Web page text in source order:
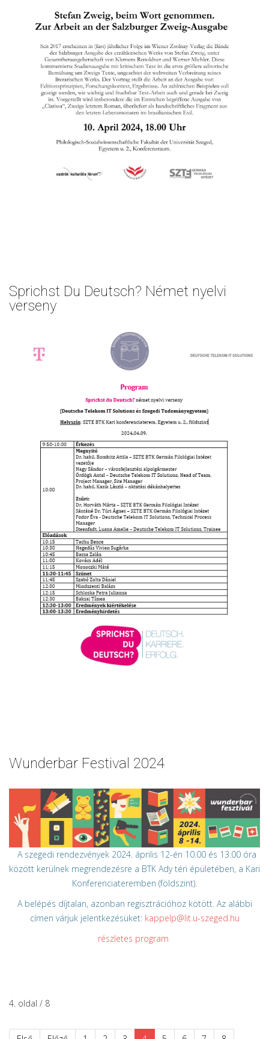
Sprichst Du Deutsch? Német nyelvi
verseny
Wunderbar Festival 2024
A szegedi rendezvények 2024. április 12-én 10.00 és 13.00 óra
között kerülnek megrendezésre a BTK Ady téri épületében, a Kari
Konferenciateremben (földszint).
A belépés díjtalan, azonban regisztrációhoz kötött. Az alábbi
címen várjuk jelentkezésüket: kappelp@lit.u-szeged.hu
részletes program
4. oldal / 8